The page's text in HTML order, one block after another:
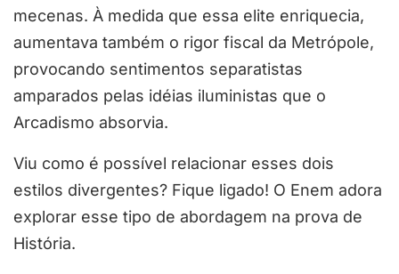
mecenas. À medida que essa elite enriquecia,
aumentava também o rigor fiscal da Metrópole,
provocando sentimentos separatistas
amparados pelas idéias iluministas que o
Arcadismo absorvia.
Viu como é possível relacionar esses dois
estilos divergentes? Fique ligado! O Enem adora
explorar esse tipo de abordagem na prova de
História.